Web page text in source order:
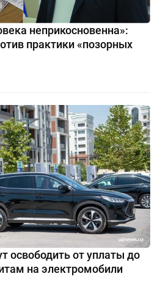
неприкосновенна»:
практики «позорных
освободить от уплаты до
на электромобили